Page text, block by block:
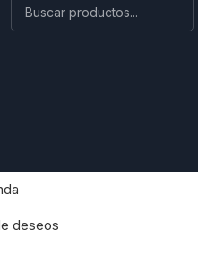
deseos